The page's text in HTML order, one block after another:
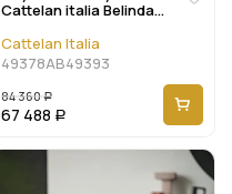
Cattelan italia Belinda
Cattelan Italia
49378AB49393
84 360 Р
67 488 Р